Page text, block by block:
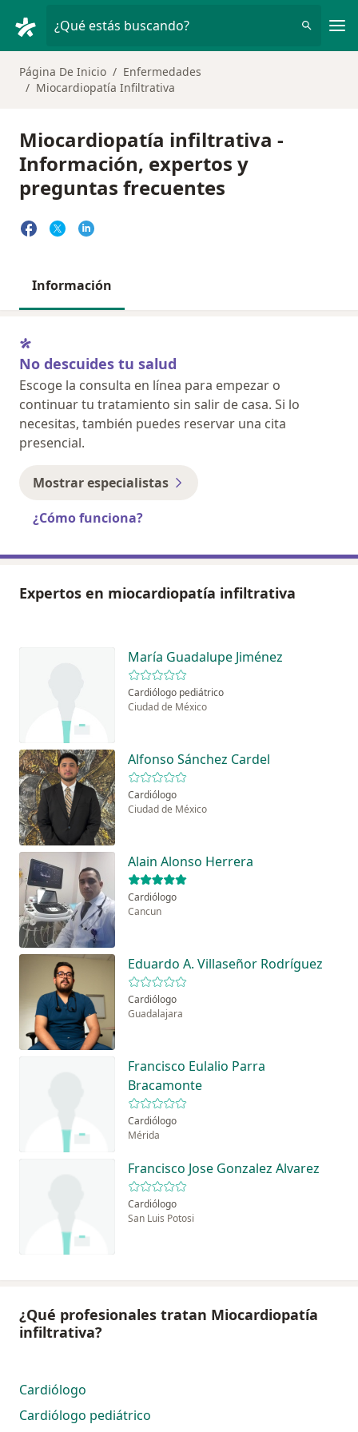
¿Qué estás buscando?
Página De Inicio
Enfermedades
Miocardiopatía Infiltrativa
Miocardiopatía infiltrativa -
Información, expertos y
preguntas frecuentes
Información
No descuides tu salud
Escoge la consulta en línea para empezar o
continuar tu tratamiento sin salir de casa. Si lo
necesitas, también puedes reservar una cita
presencial.
Mostrar especialistas
¿Cómo funciona?
Expertos en miocardiopatía infiltrativa
María Guadalupe Jiménez
Cardiólogo pediátrico
Ciudad de México
Alfonso Sánchez Cardel
Cardiólogo
Ciudad de México
Alain Alonso Herrera
Cardiólogo
Cancun
Eduardo A. Villaseñor Rodríguez
Cardiólogo
Guadalajara
Francisco Eulalio Parra
Bracamonte
Cardiólogo
Mérida
Francisco Jose Gonzalez Alvarez
Cardiólogo
San Luis Potosi
¿Qué profesionales tratan Miocardiopatía
infiltrativa?
Cardiólogo
Cardiólogo pediátrico